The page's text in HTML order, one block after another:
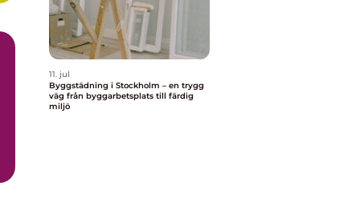
11. jul
Byggstädning i Stockholm – en trygg
väg från byggarbetsplats till färdig
miljö